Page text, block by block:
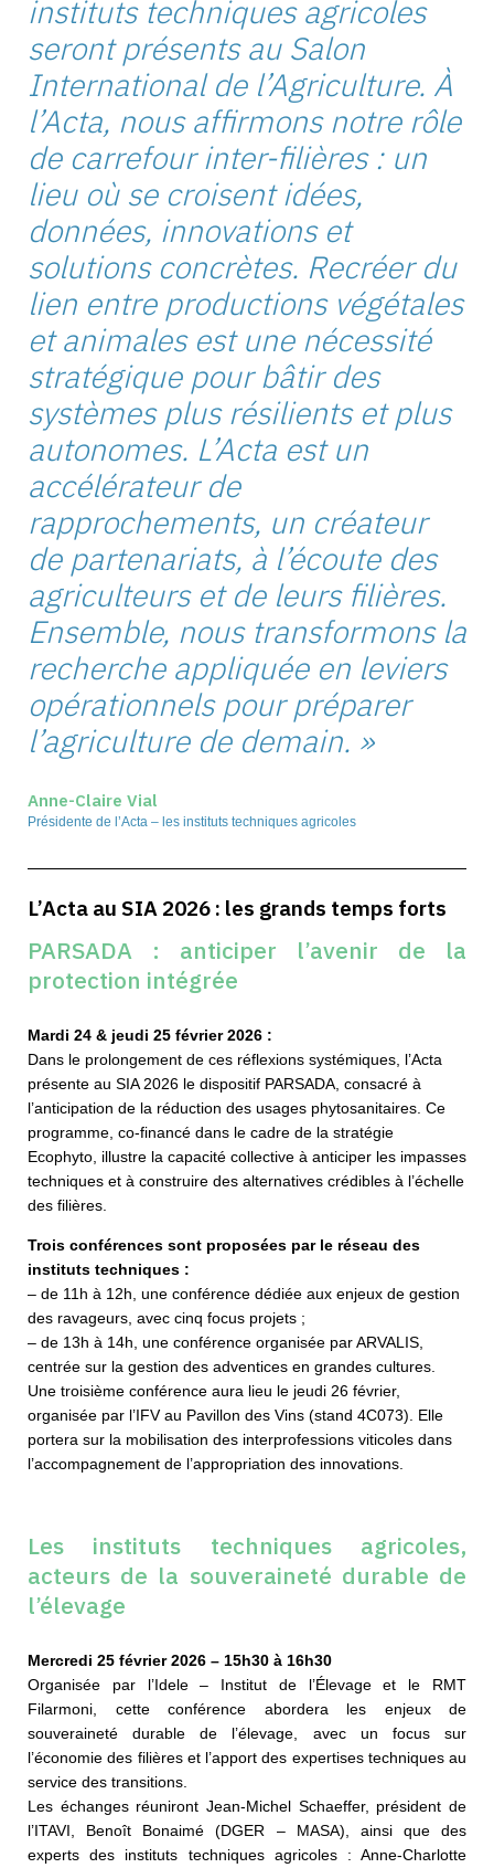
instituts techniques agricoles
seront présents au Salon
International de l’Agriculture. À
l’Acta, nous affirmons notre rôle
de carrefour inter-filières : un
lieu où se croisent idées,
données, innovations et
solutions concrètes. Recréer du
lien entre productions végétales
et animales est une nécessité
stratégique pour bâtir des
systèmes plus résilients et plus
autonomes. L’Acta est un
accélérateur de
rapprochements, un créateur
de partenariats, à l’écoute des
agriculteurs et de leurs filières.
Ensemble, nous transformons la
recherche appliquée en leviers
opérationnels pour préparer
l’agriculture de demain. »
Anne-Claire Vial
Présidente de l’Acta – les instituts techniques agricoles
L’Acta au SIA 2026 : les grands temps forts
PARSADA : anticiper l’avenir de la
protection intégrée
Mardi 24 & jeudi 25 février 2026 :
Dans le prolongement de ces réflexions systémiques, l’Acta
présente au SIA 2026 le dispositif PARSADA, consacré à
l’anticipation de la réduction des usages phytosanitaires. Ce
programme, co-financé dans le cadre de la stratégie
Ecophyto, illustre la capacité collective à anticiper les impasses
techniques et à construire des alternatives crédibles à l’échelle
des filières.
Trois conférences sont proposées par le réseau des
instituts techniques :
– de 11h à 12h, une conférence dédiée aux enjeux de gestion
des ravageurs, avec cinq focus projets ;
– de 13h à 14h, une conférence organisée par ARVALIS,
centrée sur la gestion des adventices en grandes cultures.
Une troisième conférence aura lieu le jeudi 26 février,
organisée par l’IFV au Pavillon des Vins (stand 4C073). Elle
portera sur la mobilisation des interprofessions viticoles dans
l’accompagnement de l’appropriation des innovations.
Les instituts techniques agricoles,
acteurs de la souveraineté durable de
l’élevage
Mercredi 25 février 2026 – 15h30 à 16h30
Organisée par l’Idele – Institut de l’Élevage et le RMT
Filarmoni, cette conférence abordera les enjeux de
souveraineté durable de l’élevage, avec un focus sur
l’économie des filières et l’apport des expertises techniques au
service des transitions.
Les échanges réuniront Jean-Michel Schaeffer, président de
l’ITAVI, Benoît Bonaimé (DGER – MASA), ainsi que des
experts des instituts techniques agricoles : Anne-Charlotte